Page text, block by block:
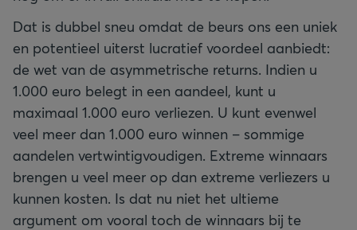
Dat is dubbel sneu omdat de beurs ons een uniek
en potentieel uiterst lucratief voordeel aanbiedt:
de wet van de asymmetrische returns. Indien u
1.000 euro belegt in een aandeel, kunt u
maximaal 1.000 euro verliezen. U kunt evenwel
veel meer dan 1.000 euro winnen – sommige
aandelen vertwintigvoudigen. Extreme winnaars
brengen u veel meer op dan extreme verliezers u
kunnen kosten. Is dat nu niet het ultieme
argument om vooral toch de winnaars bij te